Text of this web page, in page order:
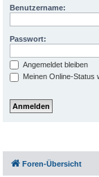
Benutzername:
Passwort:
Angemeldet bleiben
Meinen Online-Status
Foren-Übersicht